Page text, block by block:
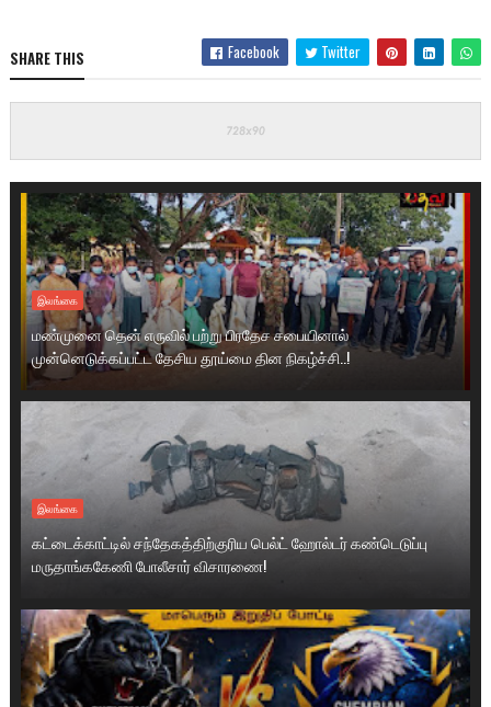
SHARE THIS Facebook Twitter
இலங்கை
மண்முனை தென் எருவில் பற்று பிரதேச சபையினால்
முன்னெடுக்கப்பட்ட தேசிய தூய்மை தின நிகழ்ச்சி..!
இலங்கை
கட்டைக்காட்டில் சந்தேகத்திற்குரிய பெல்ட் ஹோல்டர் கண்டெடுப்பு
மருதாங்ககேணி போலீசார் விசாரணை!